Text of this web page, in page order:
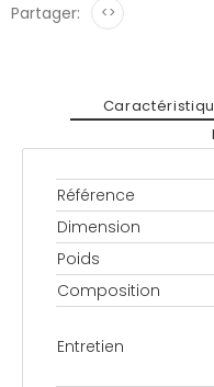
Partager: <>
Référence
Dimension
Poids
Composition
Entretien